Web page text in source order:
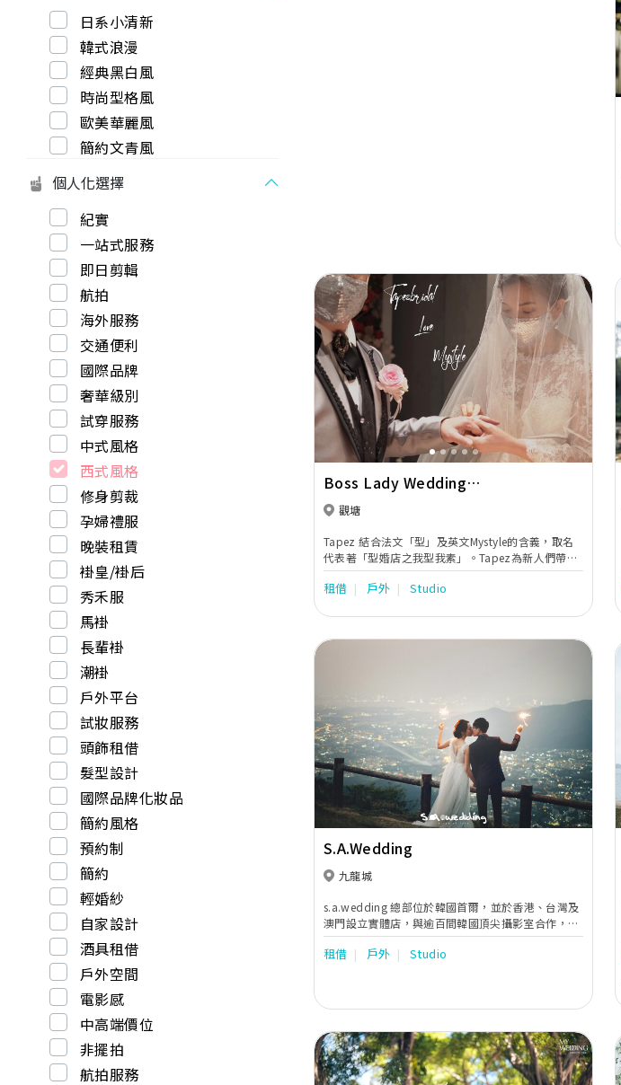
日系小清新
韓式浪漫
經典黑白風
時尚型格風
歐美華麗風
簡約文青風
個人化選擇
紀實
一站式服務
即日剪輯
航拍
海外服務
交通便利
國際品牌
奢華級別
試穿服務
中式風格
西式風格
修身剪裁
孕婦禮服
晚裝租賃
褂皇/褂后
秀禾服
馬褂
長輩褂
潮褂
戶外平台
試妝服務
頭飾租借
髮型設計
國際品牌化妝品
簡約風格
預約制
簡約
輕婚紗
自家設計
酒具租借
戶外空間
電影感
中高端價位
非擺拍
航拍服務
Previous Next
Boss Lady Wedding
Photography
觀塘
Tapez 結合法文「型」及英文Mystyle的含義，取名
代表著「型婚店之我型我素」。Tapez為新人們帶來
不同的驚喜，並不定時採購 / 搜尋不同的款式，包括
更型、更潮、更典雅、更華麗的婚紗、晚裝、男禮
中，都成為最耀眼最特別的男女主角。
租借 戶外 Studio
Previous
S.A.Wedding
九龍城
s.a.wedding 總部位於韓國首爾，並於香港、台灣及
澳門設立實體店，與逾百間韓國頂尖攝影室合作，是
眾多著名藝人指名的星級團隊。
租借 戶外 Studio